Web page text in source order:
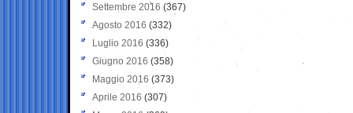
Settembre 2016 (367)
Agosto 2016 (332)
Luglio 2016 (336)
Giugno 2016 (358)
Maggio 2016 (373)
Aprile 2016 (307)